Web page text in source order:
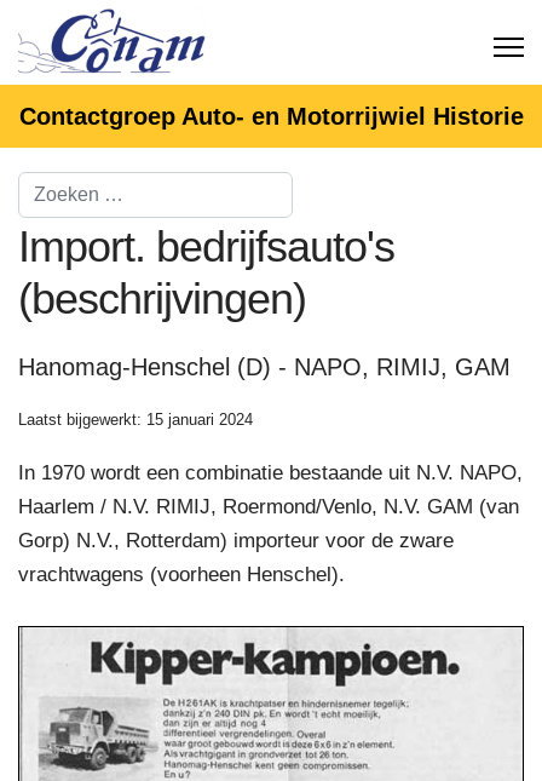
Contactgroep Auto- en Motorrijwiel Historie
Import. bedrijfsauto's
(beschrijvingen)
Hanomag-Henschel (D) - NAPO, RIMIJ, GAM
Laatst bijgewerkt: 15 januari 2024
In 1970 wordt een combinatie bestaande uit N.V. NAPO,
Haarlem / N.V. RIMIJ, Roermond/Venlo, N.V. GAM (van
Gorp) N.V., Rotterdam) importeur voor de zware
vrachtwagens (voorheen Henschel).